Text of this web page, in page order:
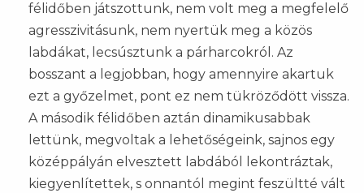
félidőben játszottunk, nem volt meg a megfelelő
agresszivitásunk, nem nyertük meg a közös
labdákat, lecsúsztunk a párharcokról. Az
bosszant a legjobban, hogy amennyire akartuk
ezt a győzelmet, pont ez nem tükröződött vissza.
A második félidőben aztán dinamikusabbak
lettünk, megvoltak a lehetőségeink, sajnos egy
középpályán elvesztett labdából lekontráztak,
kiegyenlítettek, s onnantól megint feszültté vált